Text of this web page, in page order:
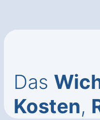
Das
Kosten,